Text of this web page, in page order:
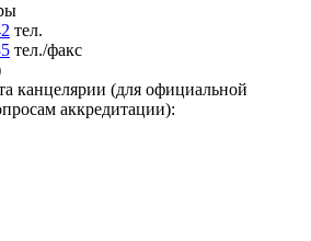
тел.
тел./факс
канцелярии (для официальной
аккредитации):